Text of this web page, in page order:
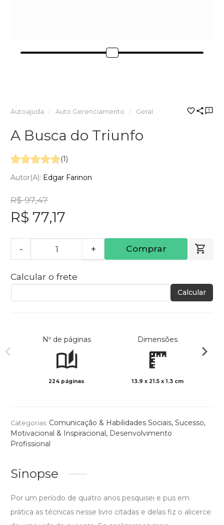
Autoajuda Auto Gerenciamento Geral
A Busca do Triunfo
(1)
Autor(a): Edgar Farinon
R$ 97,47
R$ 77,17
- + Comprar
Calcular o frete
Calcular
Nº de páginas
224 páginas
Dimensões
13.9 x 21.5 x 1.3 cm
Categorias: Comunicação & Habilidades Sociais, Sucesso,
Motivacional & Inspiracional , Desenvolvimento
Profissional
Sinopse
Por um período de quatro anos pesquisei e pus em
prática as técnicas nesse livro citadas e delas fiz o alicerce